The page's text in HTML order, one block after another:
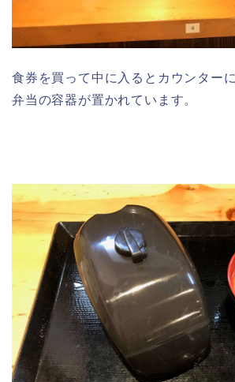
食券を買って中に入るとカウンター
弁当の容器が置かれています。